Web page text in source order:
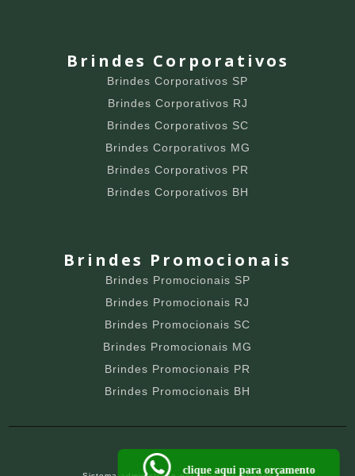
Brindes Corporativos
Brindes Corporativos SP
Brindes Corporativos RJ
Brindes Corporativos SC
Brindes Corporativos MG
Brindes Corporativos PR
Brindes Corporativos BH
Brindes Promocionais
Brindes Promocionais SP
Brindes Promocionais RJ
Brindes Promocionais SC
Brindes Promocionais MG
Brindes Promocionais PR
Brindes Promocionais BH
clique aqui para orçamento